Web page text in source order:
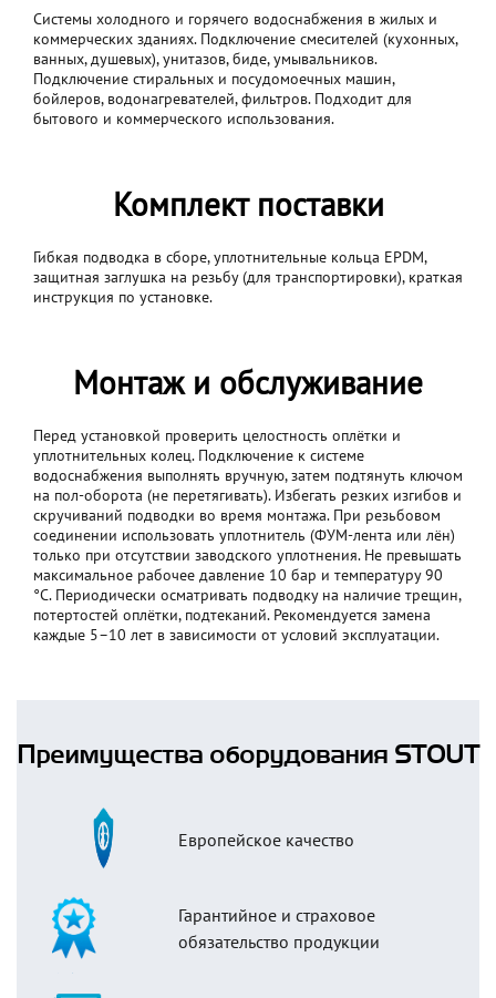
Системы холодного и горячего водоснабжения в жилых и
коммерческих зданиях. Подключение смесителей (кухонных,
ванных, душевых), унитазов, биде, умывальников.
Подключение стиральных и посудомоечных машин,
бойлеров, водонагревателей, фильтров. Подходит для
бытового и коммерческого использования.
Комплект поставки
Гибкая подводка в сборе, уплотнительные кольца EPDM,
защитная заглушка на резьбу (для транспортировки), краткая
инструкция по установке.
Монтаж и обслуживание
Перед установкой проверить целостность оплётки и
уплотнительных колец. Подключение к системе
водоснабжения выполнять вручную, затем подтянуть ключом
на пол-оборота (не перетягивать). Избегать резких изгибов и
скручиваний подводки во время монтажа. При резьбовом
соединении использовать уплотнитель (ФУМ-лента или лён)
только при отсутствии заводского уплотнения. Не превышать
максимальное рабочее давление 10 бар и температуру 90
°C. Периодически осматривать подводку на наличие трещин,
потертостей оплётки, подтеканий. Рекомендуется замена
каждые 5–10 лет в зависимости от условий эксплуатации.
Преимущества оборудования STOUT
Европейское качество
Гарантийное и страховое
обязательство продукции